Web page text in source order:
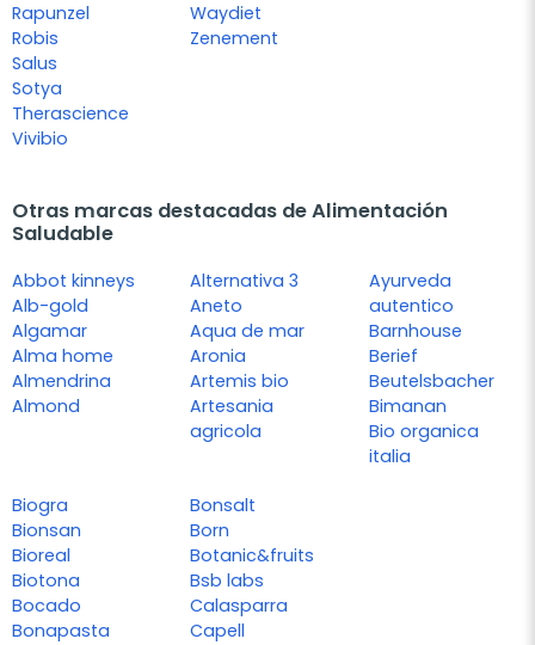
Rapunzel
Robis
Salus
Sotya
Therascience
Vivibio
Waydiet
Zenement
Otras marcas destacadas de Alimentación
Saludable
Abbot kinneys
Alb-gold
Algamar
Alma home
Almendrina
Almond
Alternativa 3
Aneto
Aqua de mar
Aronia
Artemis bio
Artesania
agricola
Ayurveda
autentico
Barnhouse
Berief
Beutelsbacher
Bimanan
Bio organica
italia
Biogra
Bionsan
Bioreal
Biotona
Bocado
Bonapasta
Bonsalt
Born
Botanic&fruits
Bsb labs
Calasparra
Capell